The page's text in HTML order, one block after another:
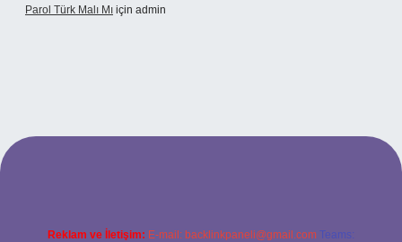
Parol Türk Malı Mı için admin
Reklam ve İletişim: E-mail: backlinkpaneli@gmail.com Teams: